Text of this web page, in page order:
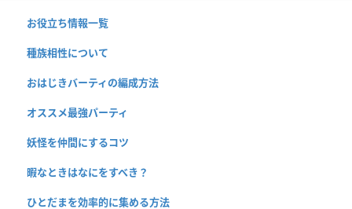
お役立ち情報一覧
種族相性について
おはじきバーティの編成方法
オススメ最強パーティ
妖怪を仲間にするコツ
暇なときはなにをすべき？
ひとだまを効率的に集める方法